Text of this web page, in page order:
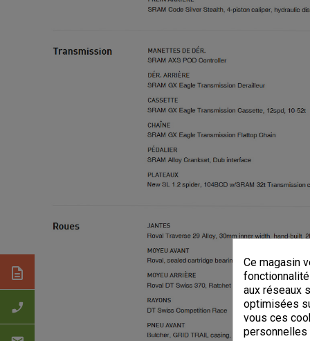
description
phone_enabled
Ce magasin
aux réseaux
optimisées
vous ces
personnelles